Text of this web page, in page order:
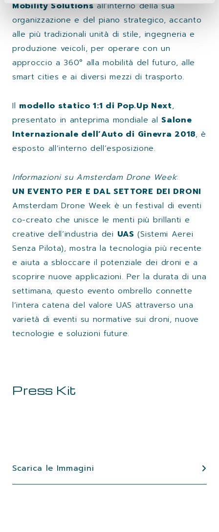
Mobility Solutionsall’interno della sua
organizzazione e del piano strategico, accanto
alle più tradizionali unità di stile, ingegneria e
produzione veicoli, per operare con un
approccio a 360° alla mobilità del futuro, alle
smart cities e ai diversi mezzi di trasporto.
Il modello statico 1:1 di Pop.Up Next,
presentato in anteprima mondiale al Salone
Internazionale dell’Auto di Ginevra 2018, è
esposto all’interno dell’esposizione.
Informazioni su Amsterdam Drone Week:
UN EVENTO PER E DAL SETTORE DEI DRONI
Amsterdam Drone Week è un festival di eventi
co-creato che unisce le menti più brillanti e
creative dell’industria dei UAS (Sistemi Aerei
Senza Pilota), mostra la tecnologia più recente
e aiuta a sbloccare il potenziale dei droni e a
scoprire nuove applicazioni. Per la durata di una
settimana, questo evento ombrello connette
l’intera catena del valore UAS attraverso una
varietà di eventi su normative sui droni, nuove
tecnologie e soluzioni future.
Press Kit
Scarica le Immagini